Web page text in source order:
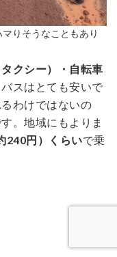
りそうなこともあり
クシー）・自転車
スはとても安いで
わけではないの
。地域にもよりま
240円）くらいで乗